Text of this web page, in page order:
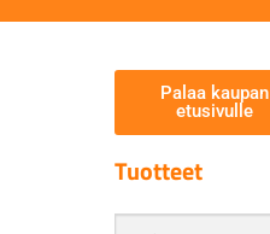
Palaa kaupan
etusivulle
Tuotteet